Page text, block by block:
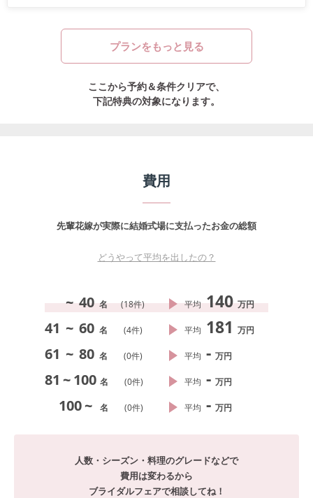
プランをもっと見る
ここから予約＆条件クリアで、
下記特典の対象になります。
費用
先輩花嫁が実際に結婚式場に支払ったお金の総額
どうやって平均を出したの？
~ 40 名 (18件) 平均 140 万円
41 ~ 60 名 (4件) 平均 181 万円
61 ~ 80 名 (0件) 平均 - 万円
81 ~100 名 (0件) 平均 - 万円
100~ 名 (0件) 平均 - 万円
人数・シーズン・料理のグレードなどで
費用は変わるから
ブライダルフェアで相談してね！